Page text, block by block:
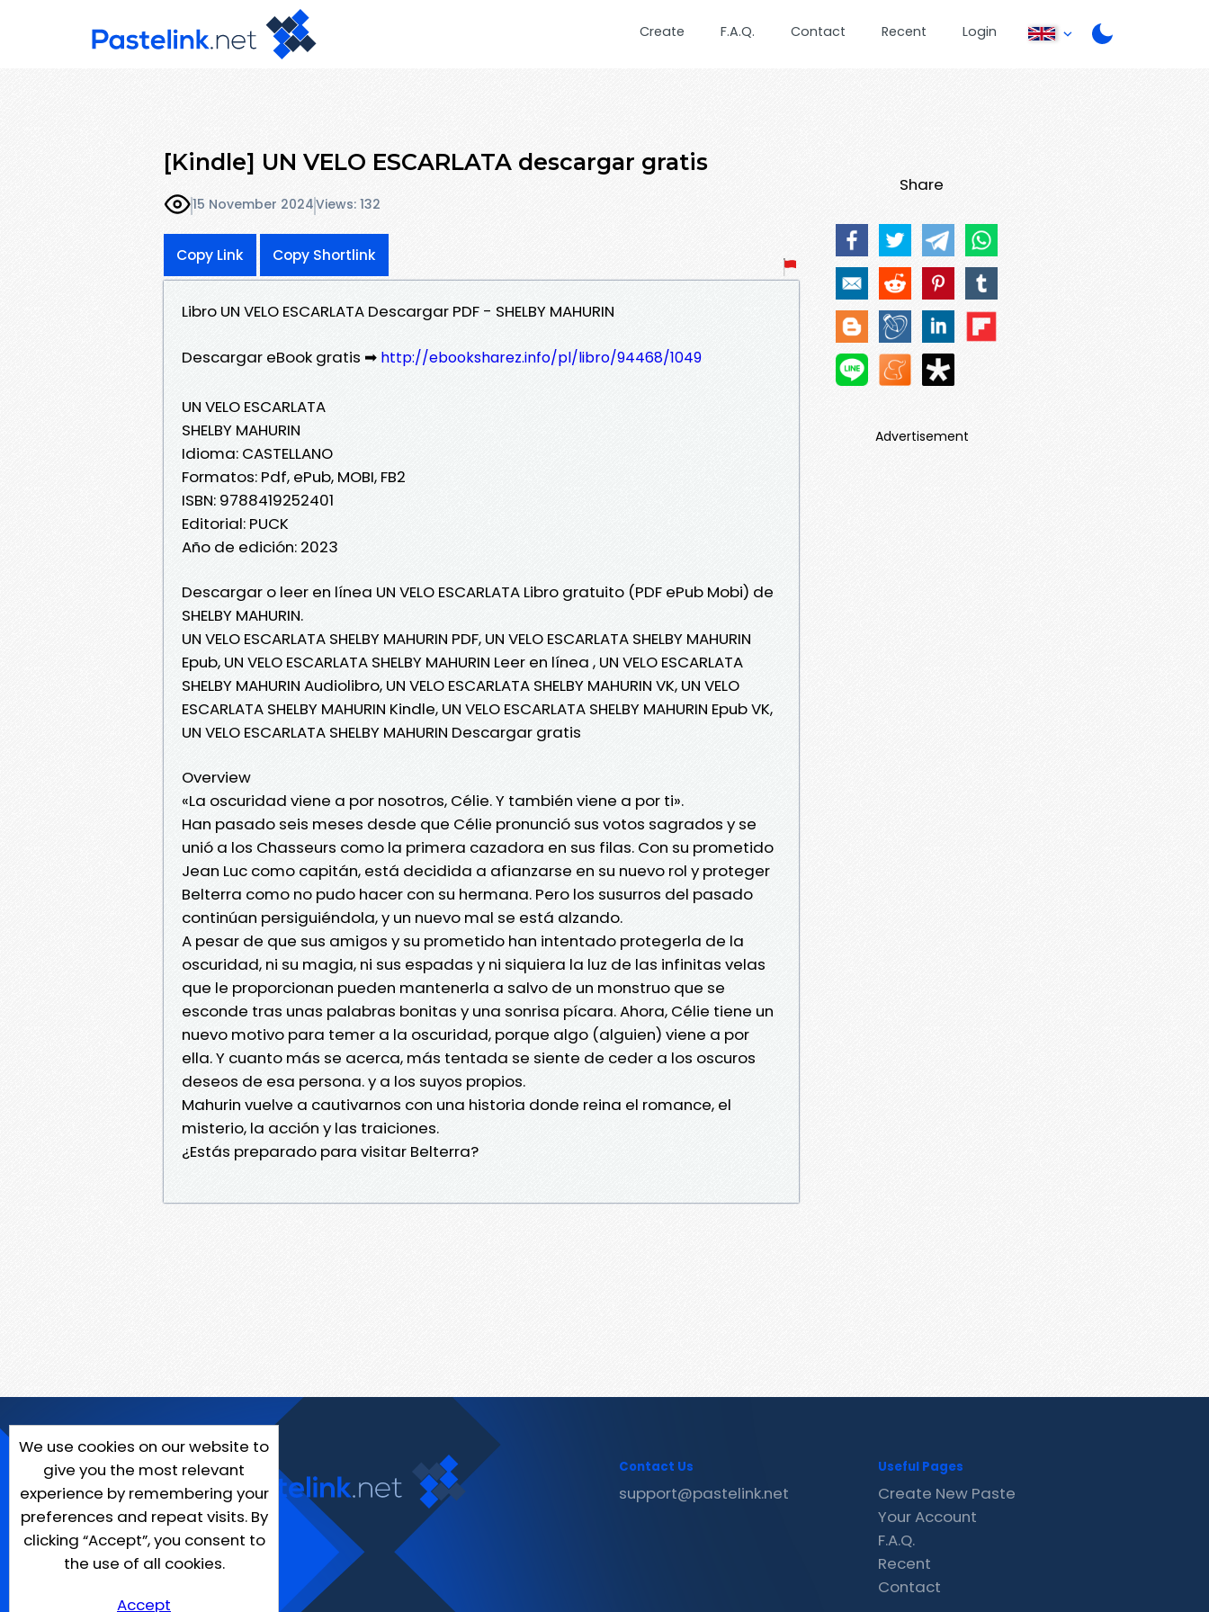
Create F.A.Q. Contact Recent Login
[Kindle] UN VELO ESCARLATA descargar gratis
15 November 2024Views: 132
Copy Link Copy Shortlink
Libro UN VELO ESCARLATA Descargar PDF - SHELBY MAHURIN
Descargar eBook gratis ➡ http://ebooksharez.info/pl/libro/94468/1049
UN VELO ESCARLATA
SHELBY MAHURIN
Idioma: CASTELLANO
Formatos: Pdf, ePub, MOBI, FB2
ISBN: 9788419252401
Editorial: PUCK
Año de edición: 2023
Descargar o leer en línea UN VELO ESCARLATA Libro gratuito (PDF ePub Mobi) de
SHELBY MAHURIN.
UN VELO ESCARLATA SHELBY MAHURIN PDF, UN VELO ESCARLATA SHELBY MAHURIN
Epub, UN VELO ESCARLATA SHELBY MAHURIN Leer en línea , UN VELO ESCARLATA
SHELBY MAHURIN Audiolibro, UN VELO ESCARLATA SHELBY MAHURIN VK, UN VELO
ESCARLATA SHELBY MAHURIN Kindle, UN VELO ESCARLATA SHELBY MAHURIN Epub VK,
UN VELO ESCARLATA SHELBY MAHURIN Descargar gratis
Overview
«La oscuridad viene a por nosotros, Célie. Y también viene a por ti».
Han pasado seis meses desde que Célie pronunció sus votos sagrados y se
unió a los Chasseurs como la primera cazadora en sus filas. Con su prometido
Jean Luc como capitán, está decidida a afianzarse en su nuevo rol y proteger
Belterra como no pudo hacer con su hermana. Pero los susurros del pasado
continúan persiguiéndola, y un nuevo mal se está alzando.
A pesar de que sus amigos y su prometido han intentado protegerla de la
oscuridad, ni su magia, ni sus espadas y ni siquiera la luz de las infinitas velas
que le proporcionan pueden mantenerla a salvo de un monstruo que se
esconde tras unas palabras bonitas y una sonrisa pícara. Ahora, Célie tiene un
nuevo motivo para temer a la oscuridad, porque algo (alguien) viene a por
ella. Y cuanto más se acerca, más tentada se siente de ceder a los oscuros
deseos de esa persona. y a los suyos propios.
Mahurin vuelve a cautivarnos con una historia donde reina el romance, el
misterio, la acción y las traiciones.
¿Estás preparado para visitar Belterra?
Share
Advertisement
We use cookies on our website to
give you the most relevant
experience by remembering your
preferences and repeat visits. By
clicking “Accept”, you consent to
the use of all cookies.
Accept
Contact Us
support@pastelink.net
Useful Pages
Create New Paste
Your Account
F.A.Q.
Recent
Contact